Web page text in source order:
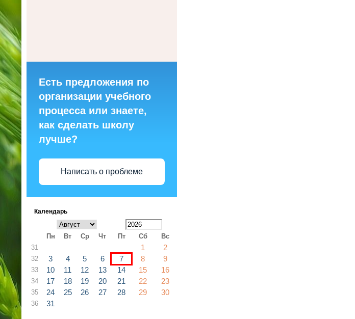
Есть предложения по
организации учебного
процесса или знаете,
как сделать школу
лучше?
Написать о проблеме
Календарь
Пн Вт Ср Чт Пт Сб
Вс
31
1 2
32 3 4 5 6 7 8 9
33 10 11 12 13 14 15 16
34 17 18 19 20 21 22 23
35 24 25 26 27 28 29 30
36 31